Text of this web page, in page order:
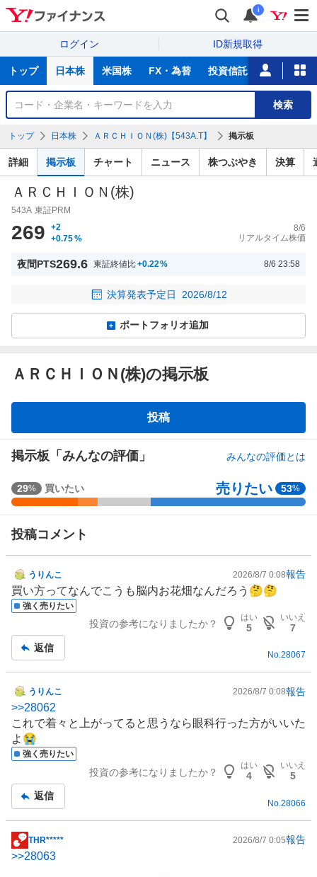
i
ログイン ID新規取得
サ
トップ 日本株 米国株 FX・為替 投資信託 ニュース
銘
検
索
検索
トップ 日本株 ＡＲＣＨＩＯＮ(株)【543A.T】 掲示板
詳細 掲示板 チャート ニュース 株つぶやき 決算
ＡＲＣＨＩＯＮ(株)
543A 東証PRM
269
+2
+0.75%
8/6
リアルタイム株価
夜間PTS269.6 東証終値比+0.22% 8/6 23:58
決算発表予定日 2026/8/12
ポートフォリオ追加
ＡＲＣＨＩＯＮ(株)の掲示板
板
投稿
掲示板「みんなの評価」 みんなの評価とは
強
く
い
い
2
2
.
%
、
買
い
た
い
6
8
、
様
子
29% 買いたい 売りたい 53%
投稿コメント
掲
示
板
うりんこ 2026/8/7 0:08報告
買い方ってなんでこうも脳内お花畑なんだろう🤔🤔
強く売りたい
投資の参考になりましたか？
はい
5
いいえ
7
返信
No.28067
掲
示
板
記
事
うりんこ 2026/8/7 0:08報告
>>28062
これで着々と上がってると思うなら眼科行った方がいいた
よ😭
強く売りたい
投資の参考になりましたか？
はい
4
いいえ
5
返信
No. 28066
掲
示
THR***** 2026/8/7 0:05報告
>>28063